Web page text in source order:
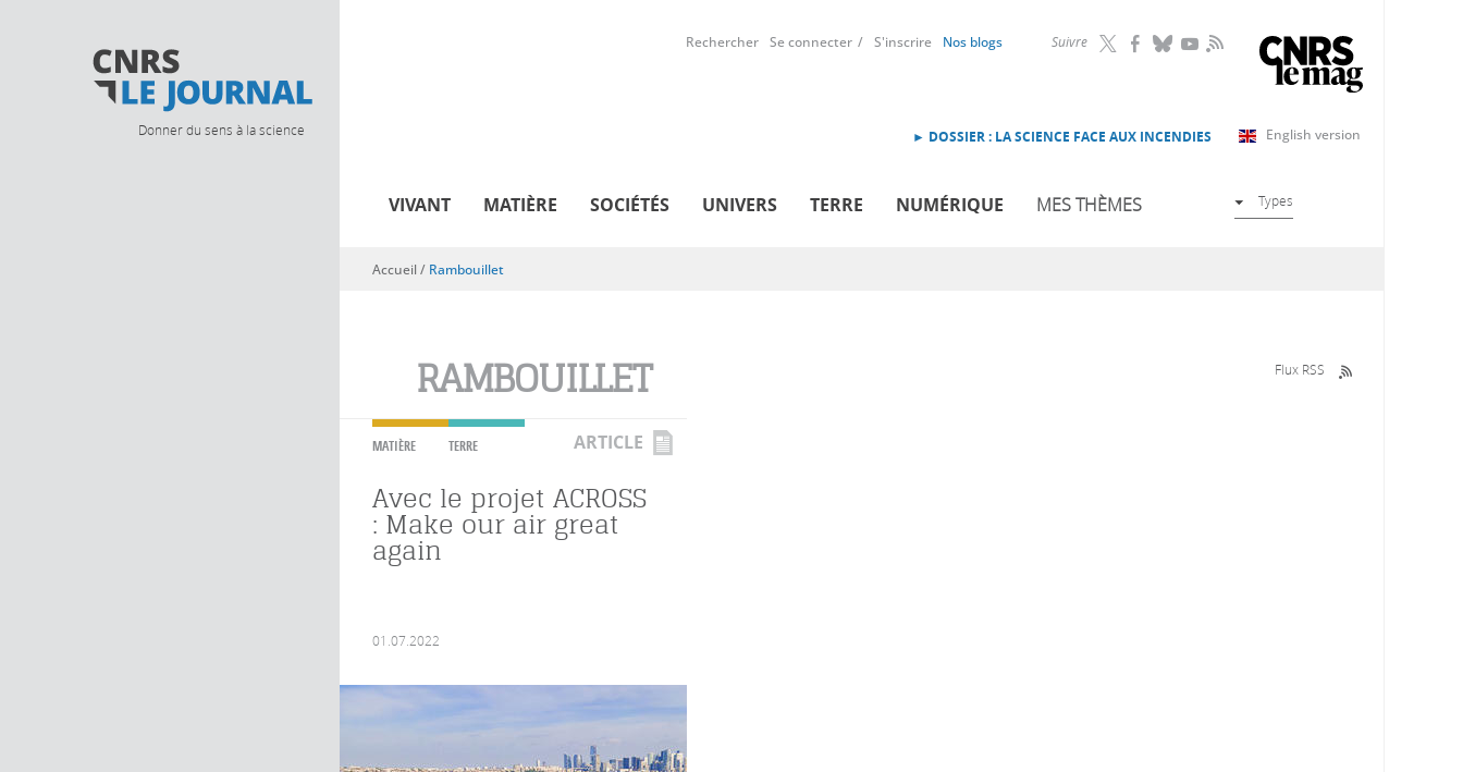
Donner du sens à la science
Suivre RSS
Rechercher Se connecter S'inscrire Nos blogs
English version
► DOSSIER : LA SCIENCE FACE AUX INCENDIES
VIVANT MATIÈRE SOCIÉTÉS UNIVERS TERRE NUMÉRIQUE MES THÈMES Types
Vous êtes ici
Accueil/ Rambouillet
RAMBOUILLET Flux RSS
MATIÈRE TERRE ARTICLE
Avec le projet ACROSS
: Make our air great
again
01.07.2022